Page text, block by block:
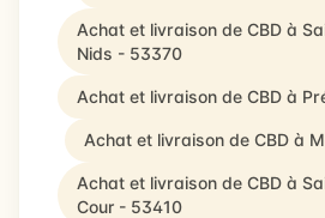
Achat et livraison de CBD à
Nids - 53370
Achat et livraison de CBD à
Achat et livraison de CBD à
Achat et livraison de CBD à
Cour - 53410